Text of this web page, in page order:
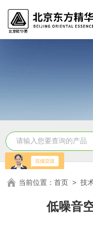
当前位置：首页 >技
低噪音